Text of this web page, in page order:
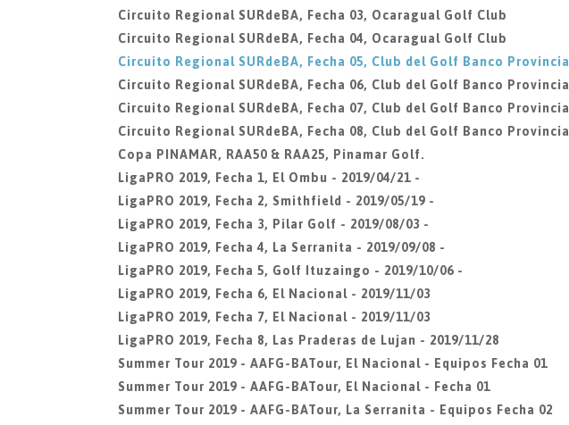
Circuito Regional SURdeBA, Fecha 03, Ocaragual Golf Club
Circuito Regional SURdeBA, Fecha 04, Ocaragual Golf Club
Circuito Regional SURdeBA, Fecha 05, Club del Golf Banco Provincia
Circuito Regional SURdeBA, Fecha 06, Club del Golf Banco Provincia
Circuito Regional SURdeBA, Fecha 07, Club del Golf Banco Provincia
Circuito Regional SURdeBA, Fecha 08, Club del Golf Banco Provincia
Copa PINAMAR, RAA50 & RAA25, Pinamar Golf.
LigaPRO 2019, Fecha 1, El Ombu - 2019/04/21 -
LigaPRO 2019, Fecha 2, Smithfield - 2019/05/19 -
LigaPRO 2019, Fecha 3, Pilar Golf - 2019/08/03 -
LigaPRO 2019, Fecha 4, La Serranita - 2019/09/08 -
LigaPRO 2019, Fecha 5, Golf Ituzaingo - 2019/10/06 -
LigaPRO 2019, Fecha 6, El Nacional - 2019/11/03
LigaPRO 2019, Fecha 7, El Nacional - 2019/11/03
LigaPRO 2019, Fecha 8, Las Praderas de Lujan - 2019/11/28
Summer Tour 2019 - AAFG-BATour, El Nacional - Equipos Fecha 01
Summer Tour 2019 - AAFG-BATour, El Nacional - Fecha 01
Summer Tour 2019 - AAFG-BATour, La Serranita - Equipos Fecha 02